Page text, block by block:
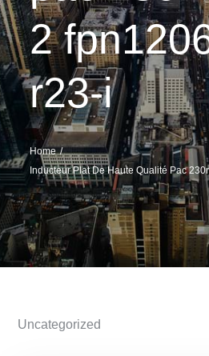
2
r23-i
Home
Inducteur Plat De Haute Qualité Pac
Uncategorized